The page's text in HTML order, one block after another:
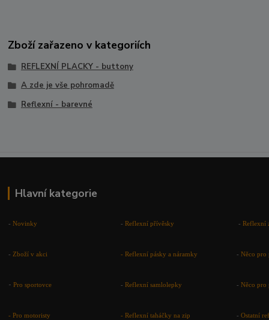
Zboží zařazeno v kategoriích
REFLEXNÍ PLACKY - buttony
A zde je vše pohromadě
Reflexní - barevné
Hlavní kategorie
-Novinky -Reflexní přívěsky -Reflexní
-Zboží v akci -Reflexní pásky a náramky -Něco pro
-Pro sportovce -Reflexní samlolepky -Něco pro
- Pro motoristy -Reflexní taháčky na zip -Ostatní